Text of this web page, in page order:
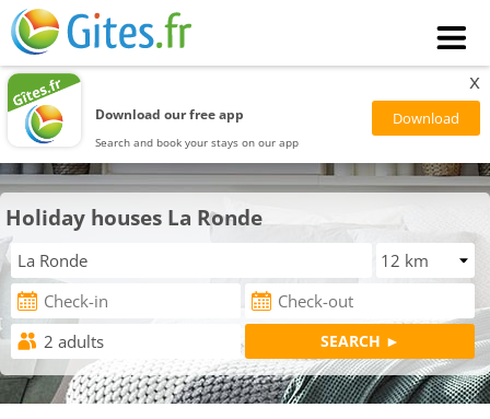
Download our free app
Search and book your stays on our app
x
Holiday houses La Ronde